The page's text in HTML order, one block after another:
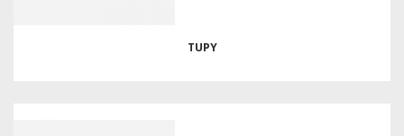
TUPY